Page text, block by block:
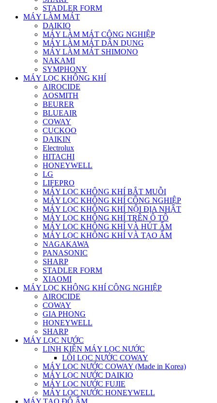
STADLER FORM
MÁY LÀM MÁT
DAIKIO
MÁY LÀM MÁT CÔNG NGHIỆP
MÁY LÀM MÁT DÂN DỤNG
MÁY LÀM MÁT SHIMONO
NAKAMI
SYMPHONY
MÁY LỌC KHÔNG KHÍ
AIROCIDE
AOSMITH
BEURER
BLUEAIR
COWAY
CUCKOO
DAIKIN
Electrolux
HITACHI
HONEYWELL
LG
LIFEPRO
MÁY LỌC KHÔNG KHÍ BẮT MUỖI
MÁY LỌC KHÔNG KHÍ CÔNG NGHIỆP
MÁY LỌC KHÔNG KHÍ NỘI ĐỊA NHẬT
MÁY LỌC KHÔNG KHÍ TRÊN Ô TÔ
MÁY LỌC KHÔNG KHÍ VÀ HÚT ẨM
MÁY LỌC KHÔNG KHÍ VÀ TẠO ẨM
NAGAKAWA
PANASONIC
SHARP
STADLER FORM
XIAOMI
MÁY LỌC KHÔNG KHÍ CÔNG NGHIỆP
AIROCIDE
COWAY
GIA PHONG
HONEYWELL
SHARP
MÁY LỌC NƯỚC
LINH KIỆN MÁY LỌC NƯỚC
LÕI LỌC NƯỚC COWAY
MÁY LỌC NƯỚC COWAY (Made in Korea)
MÁY LỌC NƯỚC DAIKIO
MÁY LỌC NƯỚC FUJIE
MÁY LỌC NƯỚC HONEYWELL